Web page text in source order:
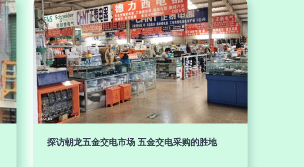
探访朝龙五金交电市场 五金交电采购的胜地